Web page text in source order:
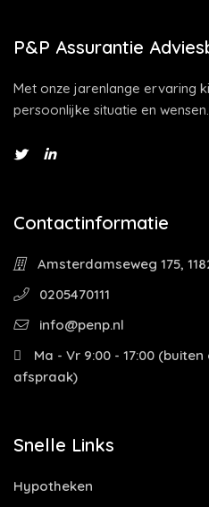
P&P Assurantie
Met onze jarenlange ervaring
persoonlijke situatie en wensen.
Contactinformatie
Amsterdamseweg 175,
0205470111
info@penp.nl
Ma - Vr 9:00 - 17:00
afspraak)
Snelle Links
Hypotheken